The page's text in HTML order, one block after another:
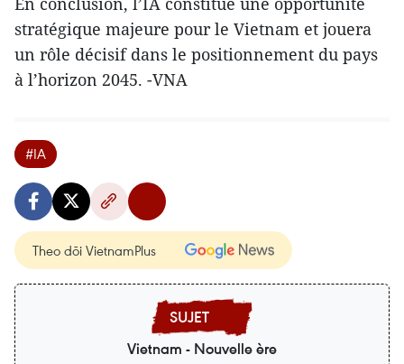
stratégique majeure pour le Vietnam et jouera
un rôle décisif dans le positionnement du pays
à l’horizon 2045. -VNA
#IA
Theo dõi VietnamPlus
Vietnam - Nouvelle ère